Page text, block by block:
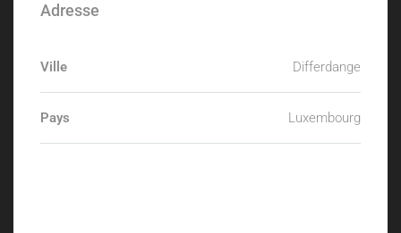
Adresse
Ville Differdange
Pays Luxembourg